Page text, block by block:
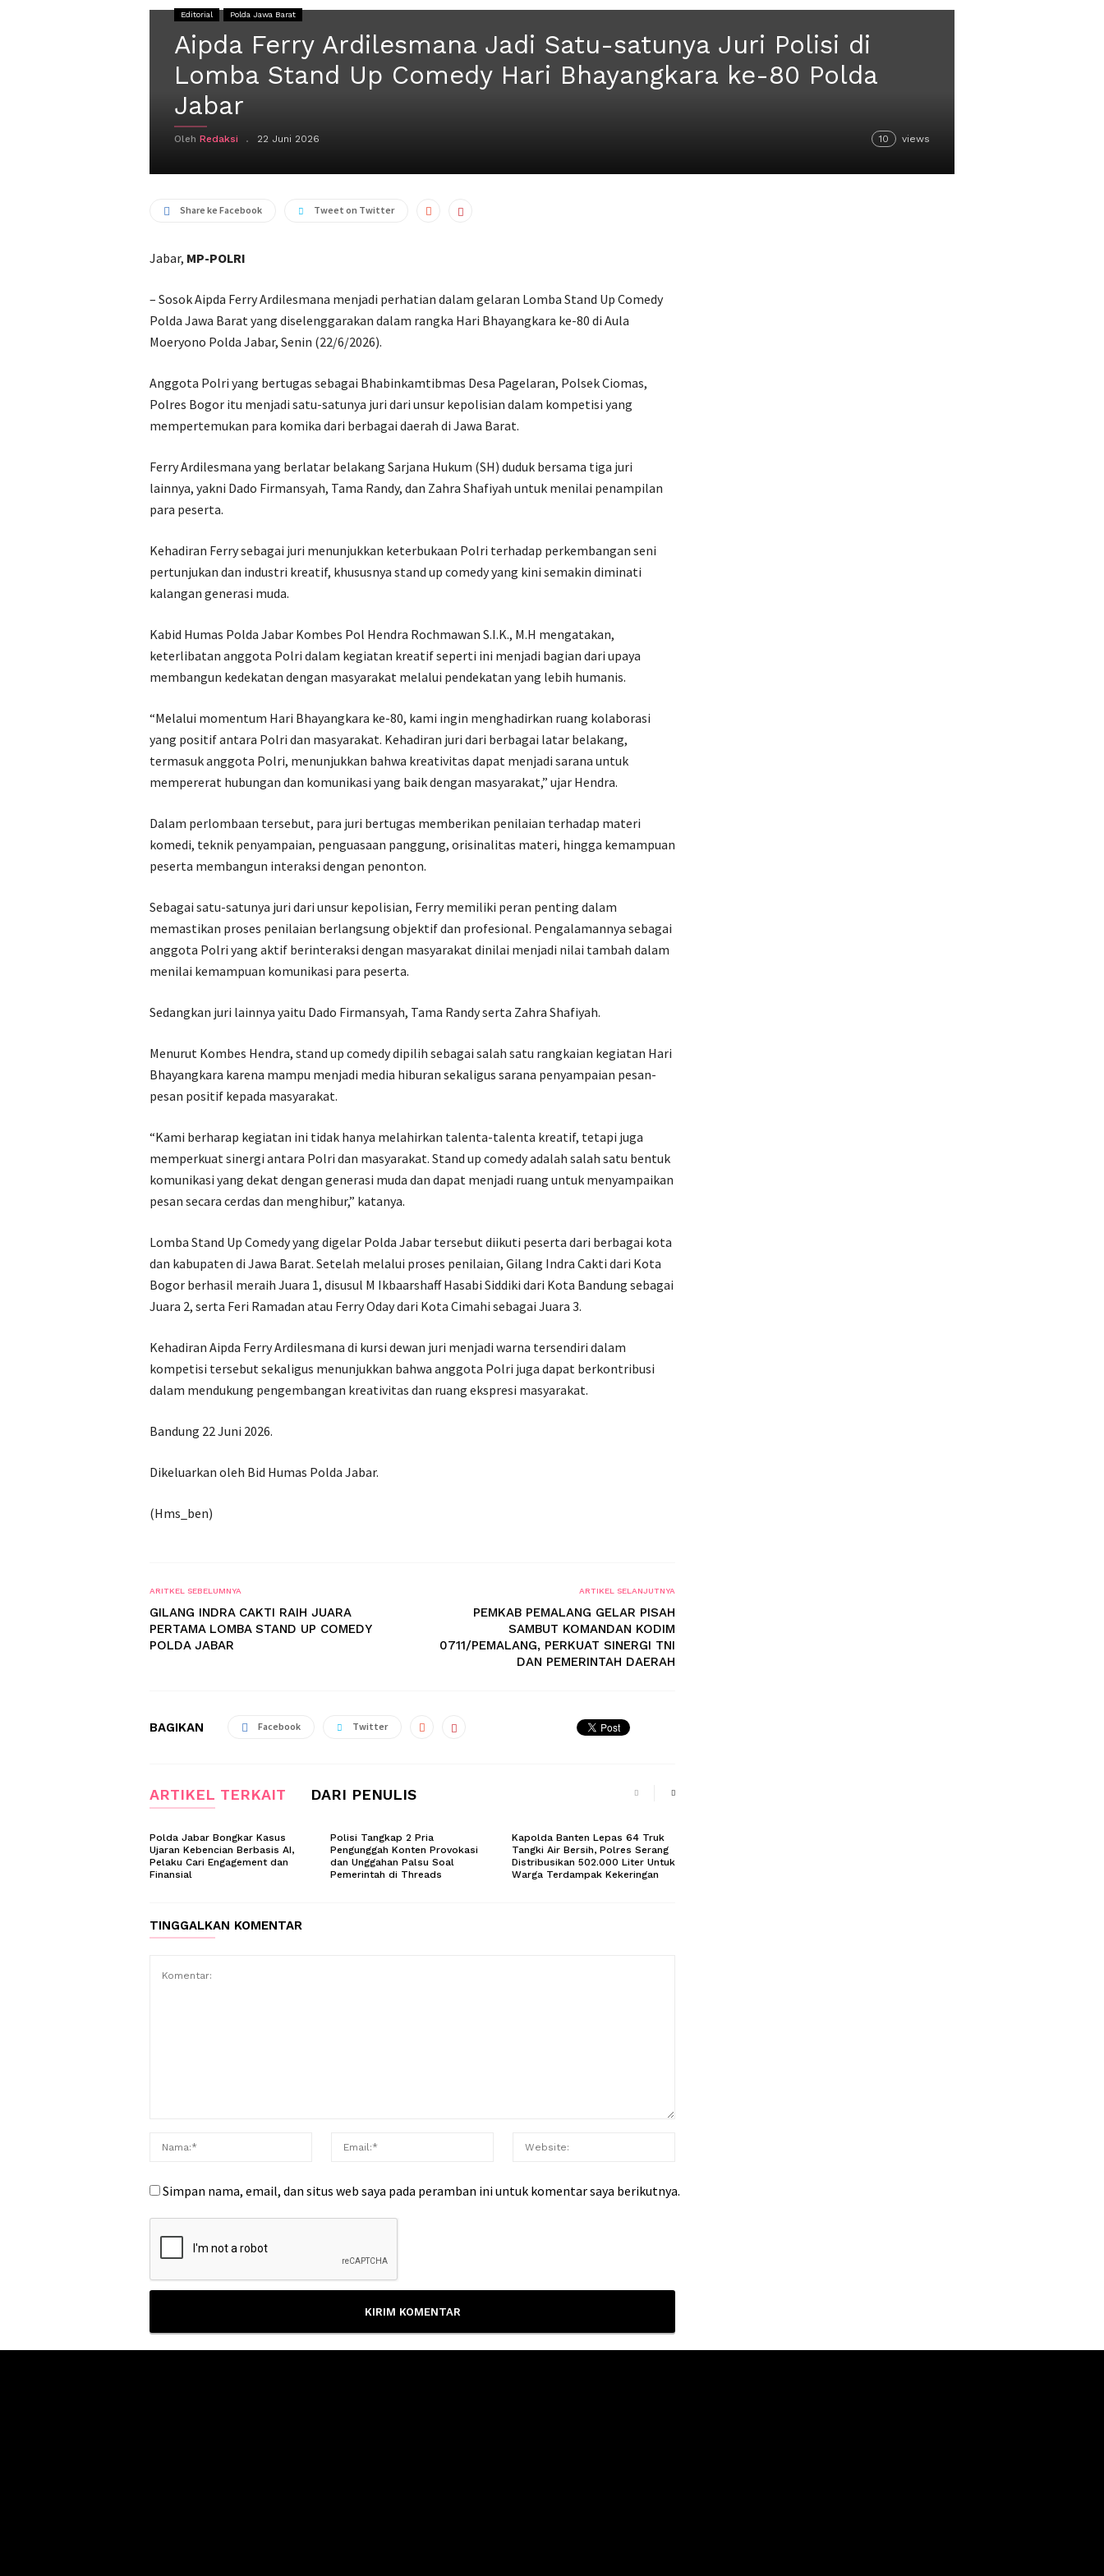
Editorial Polda Jawa Barat
Aipda Ferry Ardilesmana Jadi Satu-satunya Juri Polisi di
Lomba Stand Up Comedy Hari Bhayangkara ke-80 Polda
Jabar
Oleh Redaksi 22 Juni 2026 10 views
Share ke Facebook Tweet on Twitter
Jabar, MP-POLRI
– Sosok Aipda Ferry Ardilesmana menjadi perhatian dalam gelaran Lomba Stand Up Comedy
Polda Jawa Barat yang diselenggarakan dalam rangka Hari Bhayangkara ke-80 di Aula
Moeryono Polda Jabar, Senin (22/6/2026).
Anggota Polri yang bertugas sebagai Bhabinkamtibmas Desa Pagelaran, Polsek Ciomas,
Polres Bogor itu menjadi satu-satunya juri dari unsur kepolisian dalam kompetisi yang
mempertemukan para komika dari berbagai daerah di Jawa Barat.
Ferry Ardilesmana yang berlatar belakang Sarjana Hukum (SH) duduk bersama tiga juri
lainnya, yakni Dado Firmansyah, Tama Randy, dan Zahra Shafiyah untuk menilai penampilan
para peserta.
Kehadiran Ferry sebagai juri menunjukkan keterbukaan Polri terhadap perkembangan seni
pertunjukan dan industri kreatif, khususnya stand up comedy yang kini semakin diminati
kalangan generasi muda.
Kabid Humas Polda Jabar Kombes Pol Hendra Rochmawan S.I.K., M.H mengatakan,
keterlibatan anggota Polri dalam kegiatan kreatif seperti ini menjadi bagian dari upaya
membangun kedekatan dengan masyarakat melalui pendekatan yang lebih humanis.
“Melalui momentum Hari Bhayangkara ke-80, kami ingin menghadirkan ruang kolaborasi
yang positif antara Polri dan masyarakat. Kehadiran juri dari berbagai latar belakang,
termasuk anggota Polri, menunjukkan bahwa kreativitas dapat menjadi sarana untuk
mempererat hubungan dan komunikasi yang baik dengan masyarakat,” ujar Hendra.
Dalam perlombaan tersebut, para juri bertugas memberikan penilaian terhadap materi
komedi, teknik penyampaian, penguasaan panggung, orisinalitas materi, hingga kemampuan
peserta membangun interaksi dengan penonton.
Sebagai satu-satunya juri dari unsur kepolisian, Ferry memiliki peran penting dalam
memastikan proses penilaian berlangsung objektif dan profesional. Pengalamannya sebagai
anggota Polri yang aktif berinteraksi dengan masyarakat dinilai menjadi nilai tambah dalam
menilai kemampuan komunikasi para peserta.
Sedangkan juri lainnya yaitu Dado Firmansyah, Tama Randy serta Zahra Shafiyah.
Menurut Kombes Hendra, stand up comedy dipilih sebagai salah satu rangkaian kegiatan Hari
Bhayangkara karena mampu menjadi media hiburan sekaligus sarana penyampaian pesan-
pesan positif kepada masyarakat.
“Kami berharap kegiatan ini tidak hanya melahirkan talenta-talenta kreatif, tetapi juga
memperkuat sinergi antara Polri dan masyarakat. Stand up comedy adalah salah satu bentuk
komunikasi yang dekat dengan generasi muda dan dapat menjadi ruang untuk menyampaikan
pesan secara cerdas dan menghibur,” katanya.
Lomba Stand Up Comedy yang digelar Polda Jabar tersebut diikuti peserta dari berbagai kota
dan kabupaten di Jawa Barat. Setelah melalui proses penilaian, Gilang Indra Cakti dari Kota
Bogor berhasil meraih Juara 1, disusul M Ikbaarshaff Hasabi Siddiki dari Kota Bandung sebagai
Juara 2, serta Feri Ramadan atau Ferry Oday dari Kota Cimahi sebagai Juara 3.
Kehadiran Aipda Ferry Ardilesmana di kursi dewan juri menjadi warna tersendiri dalam
kompetisi tersebut sekaligus menunjukkan bahwa anggota Polri juga dapat berkontribusi
dalam mendukung pengembangan kreativitas dan ruang ekspresi masyarakat.
Bandung 22 Juni 2026.
Dikeluarkan oleh Bid Humas Polda Jabar.
(Hms_ben)
ARITKEL SEBELUMNYA
GILANG INDRA CAKTI RAIH JUARA
PERTAMA LOMBA STAND UP COMEDY
POLDA JABAR
ARTIKEL SELANJUTNYA
PEMKAB PEMALANG GELAR PISAH
SAMBUT KOMANDAN KODIM
0711/PEMALANG, PERKUAT SINERGI TNI
DAN PEMERINTAH DAERAH
BAGIKAN Facebook Twitter
ARTIKEL TERKAIT DARI PENULIS
Polda Jabar Bongkar Kasus
Ujaran Kebencian Berbasis AI,
Pelaku Cari Engagement dan
Finansial
Polisi Tangkap 2 Pria
Pengunggah Konten Provokasi
dan Unggahan Palsu Soal
Pemerintah di Threads
Kapolda Banten Lepas 64 Truk
Tangki Air Bersih, Polres Serang
Distribusikan 502.000 Liter Untuk
Warga Terdampak Kekeringan
TINGGALKAN KOMENTAR
Simpan nama, email, dan situs web saya pada peramban ini untuk komentar saya berikutnya.